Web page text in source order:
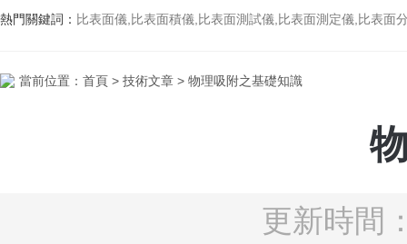
熱門關鍵詞： 比表面儀,比表面積儀,比表面測試儀,比表面測定儀,比表面分析儀,比表
當前位置： 首頁 > 技術文章 > 物理吸附之基礎知識
更新時間